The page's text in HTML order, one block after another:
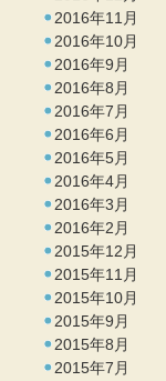
2016年11月
2016年10月
2016年9月
2016年8月
2016年7月
2016年6月
2016年5月
2016年4月
2016年3月
2016年2月
2015年12月
2015年11月
2015年10月
2015年9月
2015年8月
2015年7月